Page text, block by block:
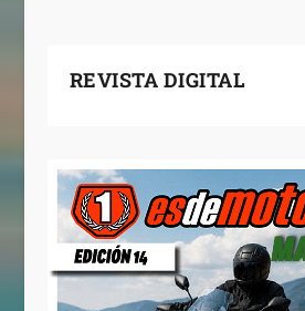
REVISTA DIGITAL